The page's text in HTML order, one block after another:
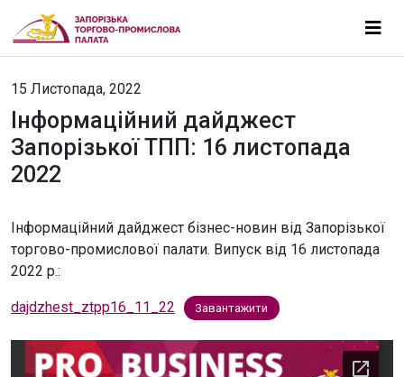
15 Листопада, 2022
Інформаційний дайджест
Запорізької ТПП: 16 листопада
2022
Інформаційний дайджест бізнес-новин від Запорізької
торгово-промислової палати. Випуск від 16 листопада
2022 р.:
dajdzhest_ztpp16_11_22 Завантажити